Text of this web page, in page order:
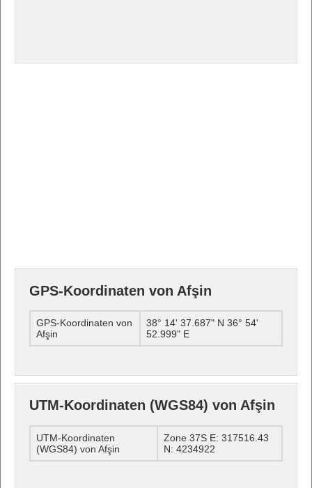
GPS-Koordinaten von Afşin
GPS-Koordinaten von
Afşin
38° 14' 37.687" N 36° 54'
52.999" E
UTM-Koordinaten (WGS84) von Afşin
UTM-Koordinaten
(WGS84) von Afşin
Zone 37S E: 317516.43
N: 4234922